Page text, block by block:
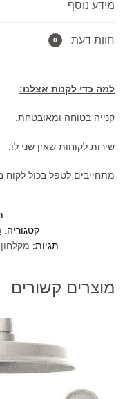
/מידע נוסף
חוות דעת 0
למה כדי לקנות אצלנו:
קנייה בטוחה ומאובטחת.
שירות לקוחות שאין שני לו.
מתחייבים לטפל בכול לקוח
קטגוריה:
תגיות: מקלחון
מוצרים קשורים